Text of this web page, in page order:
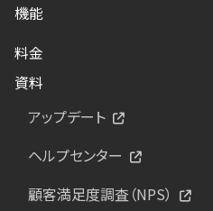
機能
料金
資料
アップデート
ヘルプセンター
顧客満足度調査（NPS）